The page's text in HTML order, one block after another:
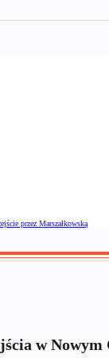
przez Marszałkowską
w